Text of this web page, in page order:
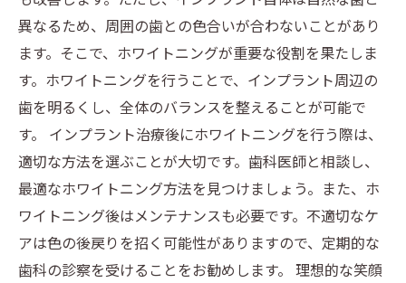
異なるため、周囲の歯との色合いが合わないことがあり
ます。そこで、ホワイトニングが重要な役割を果たしま
す。ホワイトニングを行うことで、インプラント周辺の
歯を明るくし、全体のバランスを整えることが可能で
す。 インプラント治療後にホワイトニングを行う際は、
適切な方法を選ぶことが大切です。歯科医師と相談し、
最適なホワイトニング方法を見つけましょう。また、ホ
ワイトニング後はメンテナンスも必要です。不適切なケ
アは色の後戻りを招く可能性がありますので、定期的な
歯科の診察を受けることをお勧めします。 理想的な笑顔